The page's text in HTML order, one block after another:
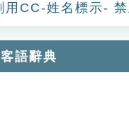
用CC-姓名標示-
語辭典